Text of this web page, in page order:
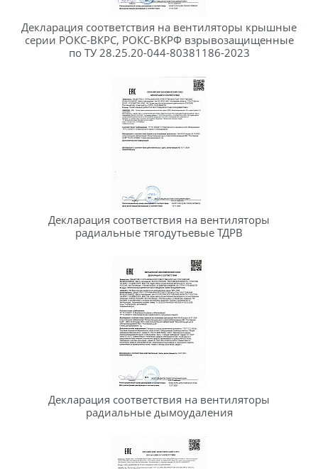
Декларация соответствия на вентиляторы крышные
серии РОКС-ВКРС, РОКС-ВКРФ взрывозащищенные
по ТУ 28.25.20-044-80381186-2023
Декларация соответствия на вентиляторы
радиальные тягодутьевые ТДРВ
Декларация соответствия на вентиляторы
радиальные дымоудаления